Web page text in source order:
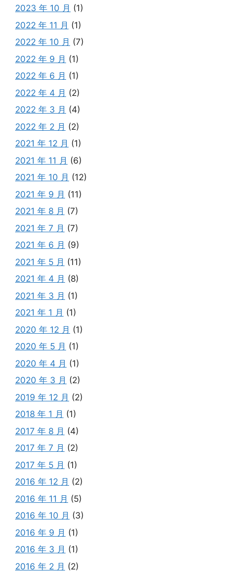
2023 年 10 月 (1)
2022 年 11 月 (1)
2022 年 10 月 (7)
2022 年 9 月 (1)
2022 年 6 月 (1)
2022 年 4 月 (2)
2022 年 3 月 (4)
2022 年 2 月 (2)
2021 年 12 月 (1)
2021 年 11 月 (6)
2021 年 10 月 (12)
2021 年 9 月 (11)
2021 年 8 月 (7)
2021 年 7 月 (7)
2021 年 6 月 (9)
2021 年 5 月 (11)
2021 年 4 月 (8)
2021 年 3 月 (1)
2021 年 1 月 (1)
2020 年 12 月 (1)
2020 年 5 月 (1)
2020 年 4 月 (1)
2020 年 3 月 (2)
2019 年 12 月 (2)
2018 年 1 月 (1)
2017 年 8 月 (4)
2017 年 7 月 (2)
2017 年 5 月 (1)
2016 年 12 月 (2)
2016 年 11 月 (5)
2016 年 10 月 (3)
2016 年 9 月 (1)
2016 年 3 月 (1)
2016 年 2 月 (2)